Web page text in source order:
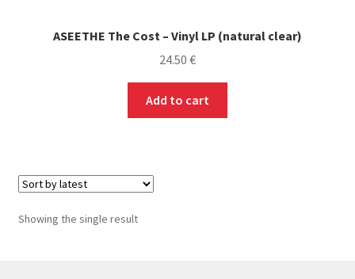
ASEETHE The Cost – Vinyl LP (natural clear)
24.50 €
Add to cart
Showing the single result